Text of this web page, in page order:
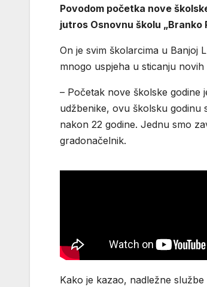
Povodom početka nove
jutros Osnovnu školu
On je svim školarcima u Banjoj
mnogo uspjeha u sticanju novih
– Početak nove školske godine
udžbenike, ovu školsku godinu
nakon 22 godine. Jednu smo
gradonačelnik.
Kako je kazao, nadležne